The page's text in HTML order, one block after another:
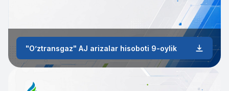
"Oʼztransgaz" АJ arizalar hisoboti 9-oylik